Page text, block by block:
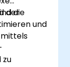
der
und
die
zu